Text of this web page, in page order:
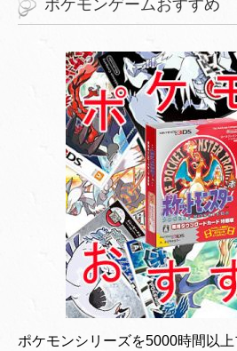
ポケモンゲームおすすめ
ポケモンシリーズを5000時間以